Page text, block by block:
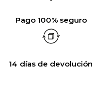
Pago 100% seguro
14 días de devolución